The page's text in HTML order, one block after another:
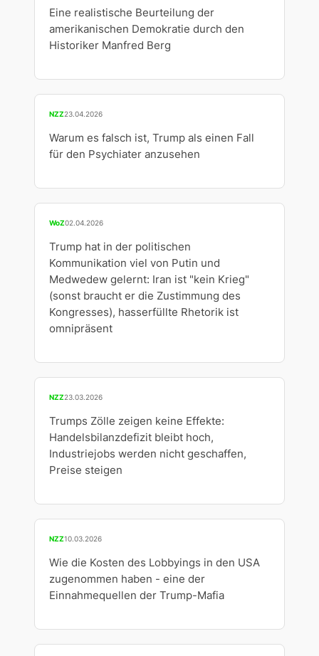
Eine realistische Beurteilung der
amerikanischen Demokratie durch den
Historiker Manfred Berg
NZZ23.04.2026
Warum es falsch ist, Trump als einen Fall
für den Psychiater anzusehen
WoZ02.04.2026
Trump hat in der politischen
Kommunikation viel von Putin und
Medwedew gelernt: Iran ist "kein Krieg"
(sonst braucht er die Zustimmung des
Kongresses), hasserfüllte Rhetorik ist
omnipräsent
NZZ23.03.2026
Trumps Zölle zeigen keine Effekte:
Handelsbilanzdefizit bleibt hoch,
Industriejobs werden nicht geschaffen,
Preise steigen
NZZ10.03.2026
Wie die Kosten des Lobbyings in den USA
zugenommen haben - eine der
Einnahmequellen der Trump-Mafia